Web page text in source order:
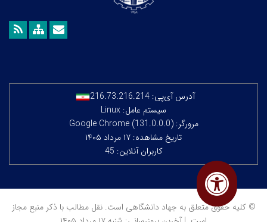
آدرس آی‌پی: 216.73.216.214
سیستم عامل: Linux
مرورگر: Google Chrome (131.0.0.0)
تاریخ مشاهده: ۱۷ مرداد ۱۴۰۵
کاربران آنلاین: 45
© کلیه حقوق متعلق به جهاد دانشگاهی است. نقل مطالب با ذکر منبع مجاز